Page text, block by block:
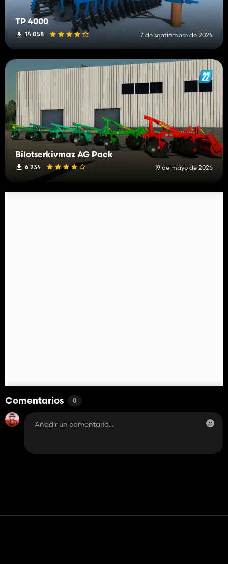
TP 4000
14 058 7 de septiembre de 2024
Bilotserkivmaz AG Pack
6 234 19 de mayo de 2026
Comentarios 0